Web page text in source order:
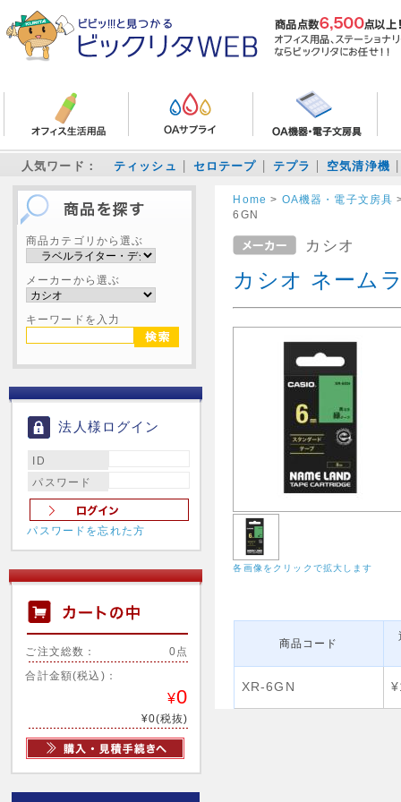
人気ワード： ティッシュ セロテープ テプラ 空気清浄機
商品カテゴリから選ぶ
メーカーから選ぶ
キーワードを入力
法人様ログイン
ID
パスワード
パスワードを忘れた方
ご注文総数： 0点
合計金額(税込)：
¥0
¥0(税抜)
Home > OA機器・電子文房具
6GN
カシオ
カシオ ネーム
各画像をクリックで拡大します
商品コード
XR-6GN